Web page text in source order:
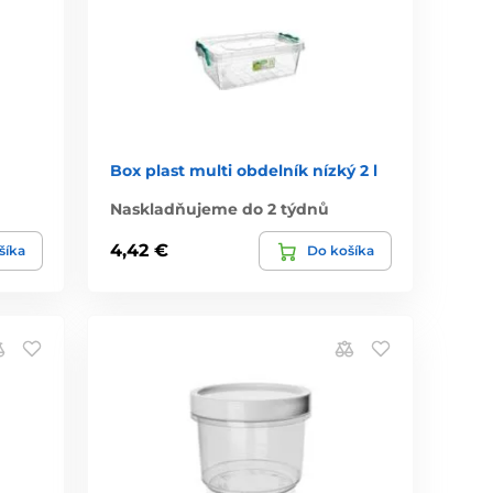
Box plast multi obdelník nízký 2 l
Naskladňujeme do 2 týdnů
4,42 € Do košíka